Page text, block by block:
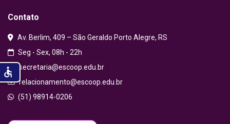
Contato
Av. Berlim, 409 – São Geraldo Porto Alegre, RS
Seg - Sex, 08h - 22h
secretaria@escoop.edu.br
relacionamento@escoop.edu.br
(51) 98914-0206
accessible